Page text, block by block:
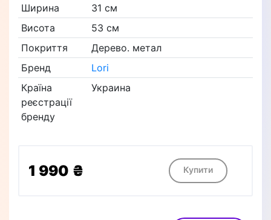
Ширина
31 см
Висота
53 см
Покриття
Дерево. метал
Бренд
Lori
Країна
реєстрації
бренду
Украина
1 990 ₴ Купити